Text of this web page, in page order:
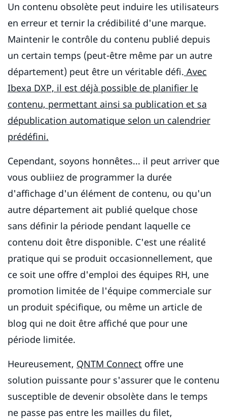
Un contenu obsolète peut induire les utilisateurs
en erreur et ternir la crédibilité d'une marque.
Maintenir le contrôle du contenu publié depuis
un certain temps (peut-être même par un autre
département) peut être un véritable défi. Avec
Ibexa DXP, il est déjà possible de planifier le
contenu, permettant ainsi sa publication et sa
dépublication automatique selon un calendrier
prédéfini.
Cependant, soyons honnêtes... il peut arriver que
vous oubliiez de programmer la durée
d'affichage d'un élément de contenu, ou qu'un
autre département ait publié quelque chose
sans définir la période pendant laquelle ce
contenu doit être disponible. C'est une réalité
pratique qui se produit occasionnellement, que
ce soit une offre d'emploi des équipes RH, une
promotion limitée de l'équipe commerciale sur
un produit spécifique, ou même un article de
blog qui ne doit être affiché que pour une
période limitée.
Heureusement, QNTM Connect offre une
solution puissante pour s'assurer que le contenu
susceptible de devenir obsolète dans le temps
ne passe pas entre les mailles du filet,